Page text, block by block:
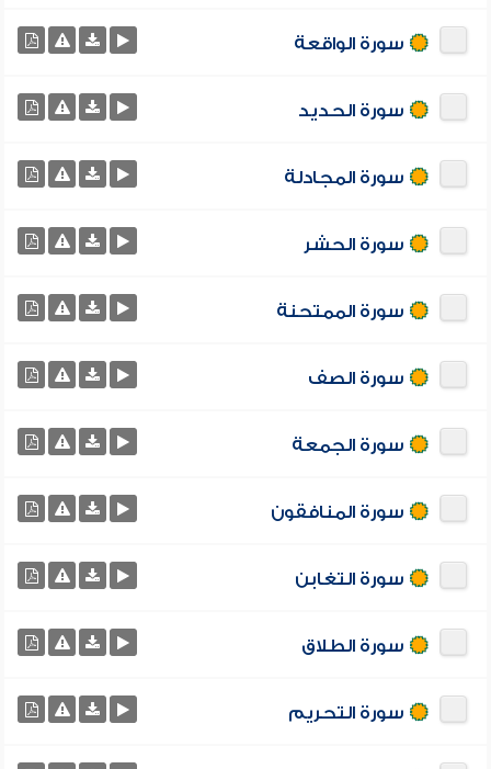
سورة الواقعة
سورة الحديد
سورة المجادلة
سورة الحشر
سورة الممتحنة
سورة الصف
سورة الجمعة
سورة المنافقون
سورة التغابن
سورة الطلاق
سورة التحريم